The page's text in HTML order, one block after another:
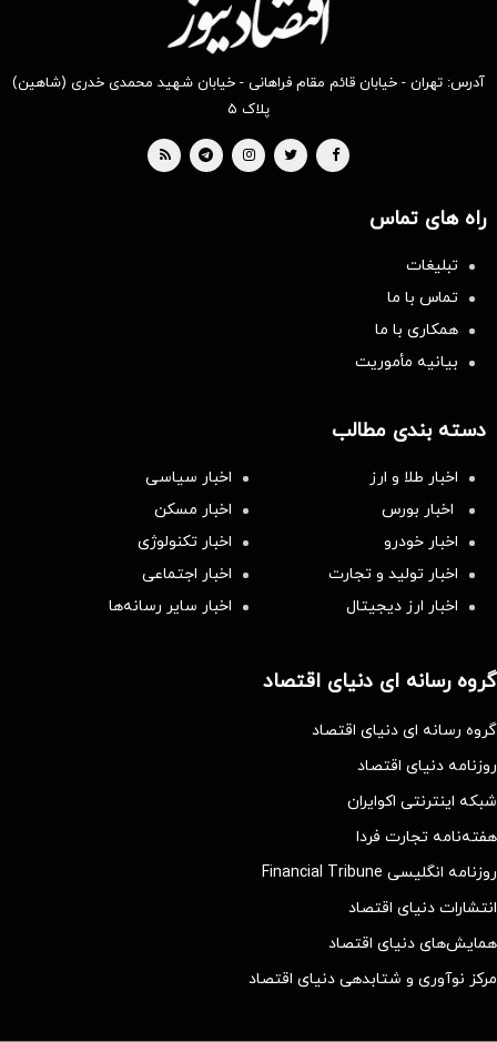
آدرس: تهران - خیابان قائم مقام فراهانی - خیابان شهید محمدی خدری (شاهین)
پلاک ۵
راه های تماس
تبلیغات
تماس با ما
همکاری با ما
بیانیه مأموریت
دسته بندی مطالب
اخبار طلا و ارز
اخبار سیاسی
اخبار بورس
اخبار مسکن
اخبار خودرو
اخبار تکنولوژی
اخبار تولید و تجارت
اخبار اجتماعی
اخبار ارز دیجیتال
اخبار سایر رسانه‌‌ها
گروه رسانه ای دنیای اقتصاد
گروه رسانه ای دنیای اقتصاد
روزنامه دنیای اقتصاد
شبکه اینترنتی اکوایران
هفته‌نامه تجارت فردا
روزنامه انگلیسی Financial Tribune
انتشارات دنیای اقتصاد
همایش‌های دنیای اقتصاد
مرکز نوآوری و شتابدهی دنیای اقتصاد